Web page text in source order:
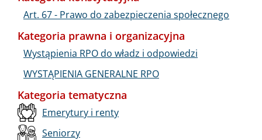
Art. 67 - Prawo do zabezpieczenia społecznego
Kategoria prawna i organizacyjna
Wystąpienia RPO do władz i odpowiedzi
WYSTĄPIENIA GENERALNE RPO
Kategoria tematyczna
Emerytury i renty
Seniorzy